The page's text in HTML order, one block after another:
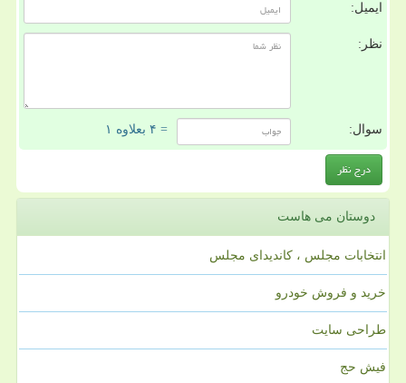
ایمیل:
نظر:
سوال: = ۴ بعلاوه ۱
دوستان می هاست
انتخابات مجلس ، کاندیدای مجلس
خرید و فروش خودرو
طراحی سایت
فیش حج